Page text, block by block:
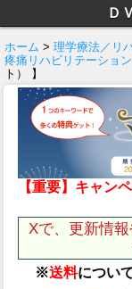
Ｄ
ホーム > 理学療法／リ
疼痛リハビリテーション
ト） 】
【重要】キャン
Xで、更新情
※送料につい